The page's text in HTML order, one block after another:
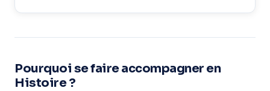
Pourquoi se faire accompagner en
Histoire ?